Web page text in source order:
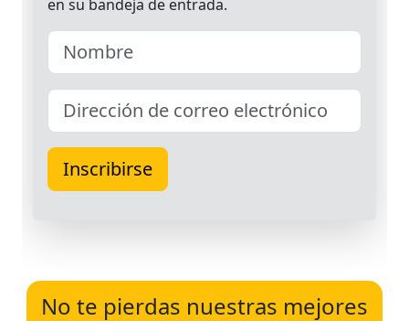
No te pierdas nuestras mejores